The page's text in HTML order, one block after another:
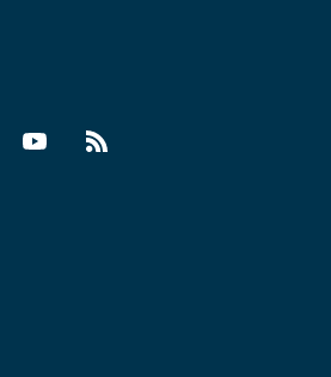
InstagramYouTube